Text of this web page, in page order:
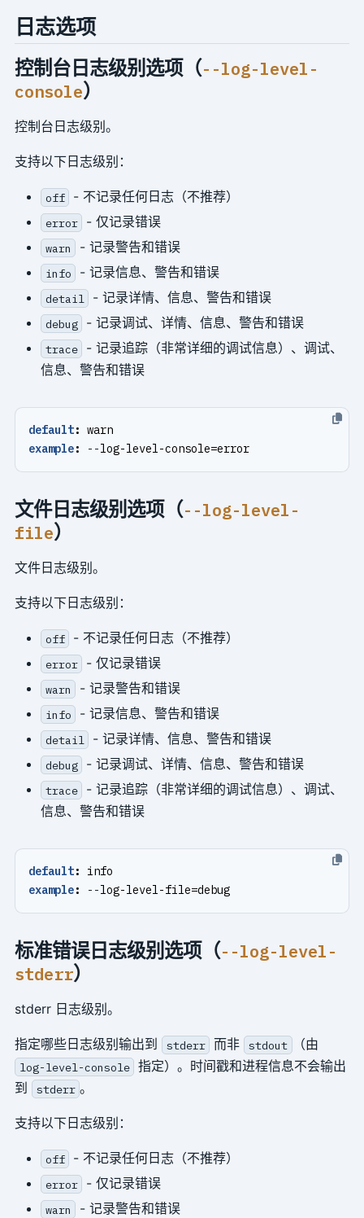
日志选项
控制台日志级别选项（--log-level-
console）
控制台日志级别。
支持以下日志级别：
off - 不记录任何日志（不推荐）
error - 仅记录错误
warn - 记录警告和错误
info - 记录信息、警告和错误
detail - 记录详情、信息、警告和错误
debug - 记录调试、详情、信息、警告和错误
trace
- 记录追踪（非常详细的调试信息）、调试、
信息、警告和错误
default: warn
example: --log-level-console=error
文件日志级别选项（--log-level-
file）
文件日志级别。
支持以下日志级别：
off - 不记录任何日志（不推荐）
error - 仅记录错误
warn - 记录警告和错误
info - 记录信息、警告和错误
detail - 记录详情、信息、警告和错误
debug - 记录调试、详情、信息、警告和错误
trace
- 记录追踪（非常详细的调试信息）、调试、
信息、警告和错误
default:
info
example: --log-level-file=debug
标准错误日志级别选项（--log-level-
stderr）
stderr 日志级别。
指定哪些日志级别输出到 stderr 而非 stdout （由
log-level-console 指定）。时间戳和进程信息不会输出
到
stderr 。
支持以下日志级别：
off - 不记录任何日志（不推荐）
error - 仅记录错误
warn - 记录警告和错误